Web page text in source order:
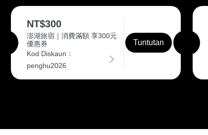
NT$300
澎湖旅宿｜消費滿額 享300元
優惠券
Kod Diskaun：
penghu2026
Tuntutan